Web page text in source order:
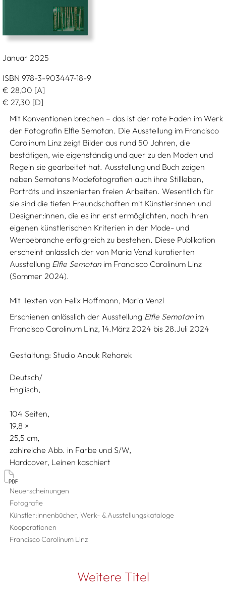
Januar 2025
ISBN 978-3-903447-18-9
€ 28,00 [A]
€ 27,30 [D]
Mit Konventionen brechen – das ist der rote Faden im Werk
der Fotografin Elfie Semotan. Die Ausstellung im Francisco
Carolinum Linz zeigt Bilder aus rund 50 Jahren, die
bestätigen, wie eigenständig und quer zu den Moden und
Regeln sie gearbeitet hat. Ausstellung und Buch zeigen
neben Semotans Modefotografien auch ihre Stillleben,
Porträts und inszenierten freien Arbeiten. Wesentlich für
sie sind die tiefen Freundschaften mit Künstler:innen und
Designer:innen, die es ihr erst ermöglichten, nach ihren
eigenen künstlerischen Kriterien in der Mode- und
Werbebranche erfolgreich zu bestehen. Diese Publikation
erscheint anlässlich der von Maria Venzl kuratierten
Ausstellung Elfie Semotan im Francisco Carolinum Linz
(Sommer 2024).
Mit Texten von Felix Hoffmann, Maria Venzl
Erschienen anlässlich der Ausstellung Elfie Semotan im
Francisco Carolinum Linz, 14.März 2024 bis 28.Juli 2024
Gestaltung: Studio Anouk Rehorek
Deutsch/
Englisch
104 Seiten,
19,8
25,5
zahlreiche Abb. in Farbe und S/W
Hardcover, Leinen kaschiert
Neuerscheinungen
Fotografie
Künstler:innenbücher, Werk- & Ausstellungskataloge
Kooperationen
Francisco Carolinum Linz
Weitere Titel